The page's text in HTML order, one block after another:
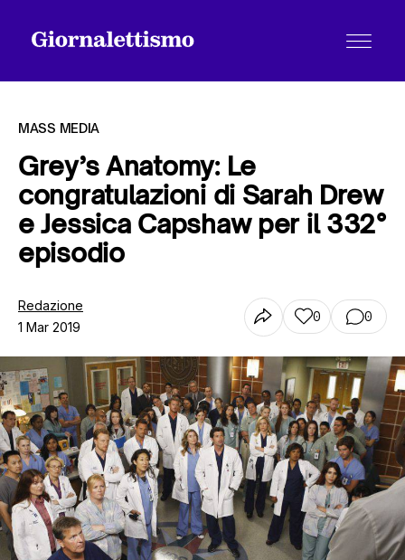
Tutti gli articoli
Chi siamo
MASS MEDIA
Grey’s Anatomy: Le
congratulazioni di Sarah Drew
e Jessica Capshaw per il 332°
episodio
Redazione
1 Mar 2019
0 0